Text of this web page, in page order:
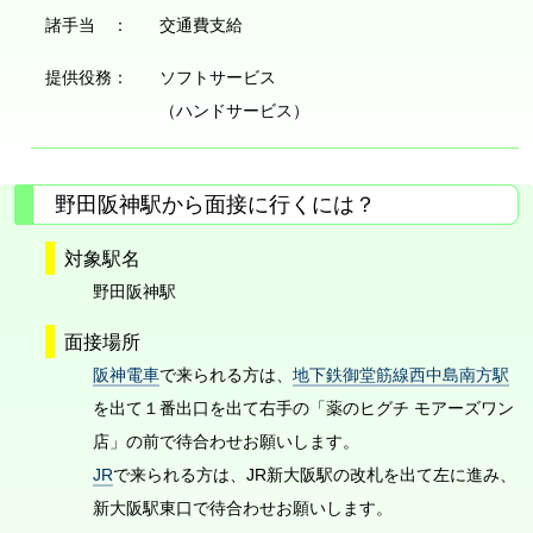
諸手当 ： 交通費支給
提供役務：
ソフトサービス
（ハンドサービス）
野田阪神駅から面接に行くには？
対象駅名
野田阪神駅
面接場所
阪神電車で来られる方は、 地下鉄御堂筋線西中島南方駅
を出て１番出口を出て右手の「薬のヒグチ モアーズワン
店」の前で待合わせお願いします。
JRで来られる方は、JR新大阪駅の改札を出て左に進み、
新大阪駅東口で待合わせお願いします。